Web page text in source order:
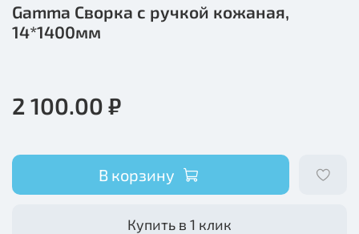
Gamma Сворка с ручкой кожаная,
14*1400мм
2 100.00 ₽
В корзину
Купить в 1 клик